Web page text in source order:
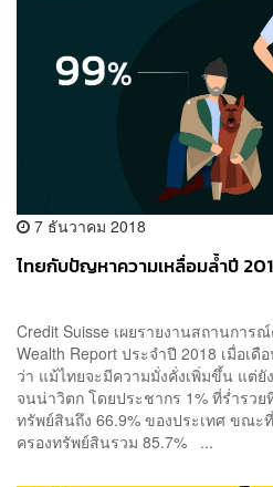
7 ธันวาคม 2018
ไทยกับปัญหาความเหลื่อมล้ำปี
Credit Suisse เผยรายงานสถานการ
Wealth Report ประจำปี 2018 เมื่อเ
ว่า แม้ไทยจะมีความมั่งคั่งเพิ่มขึ้น แต่
จนน่าวิตก โดยประชากร 1% ที่ร่ำรว
ทรัพย์สินถึง 66.9% ของประเทศ ขณะ
ครองทรัพย์สินรวม 85.7% ...